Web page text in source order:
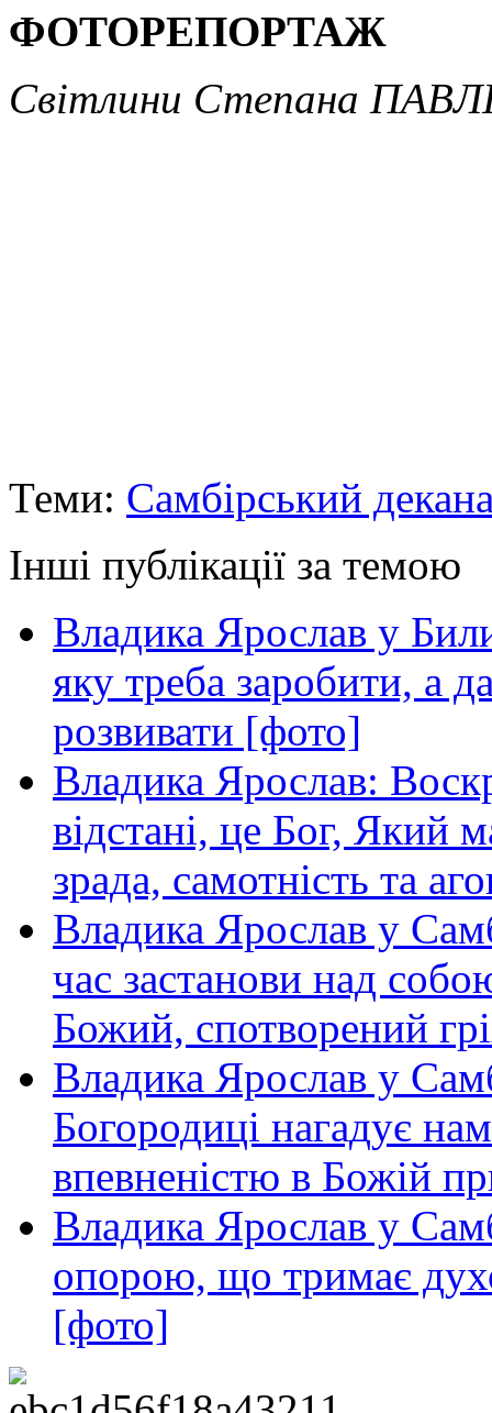
ФОТОРЕПОРТАЖ
Світлини Степана
Теми: Самбірський
Інші публікації за темою
Владика Ярослав у
яку треба заробити, а
розвивати [фото]
Владика Ярослав:
відстані, це Бог, Який
зрада, самотність та
Владика Ярослав у
час застанови над
Божий, спотворений
Владика Ярослав у
Богородиці нагадує
впевненістю в Божій
Владика Ярослав у
опорою, що тримає
[фото]